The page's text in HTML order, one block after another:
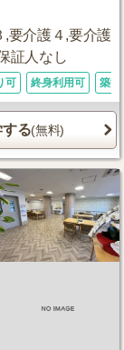
,要介護４,要介護
証人なし
可 終身利用可 築浅
る(無料)